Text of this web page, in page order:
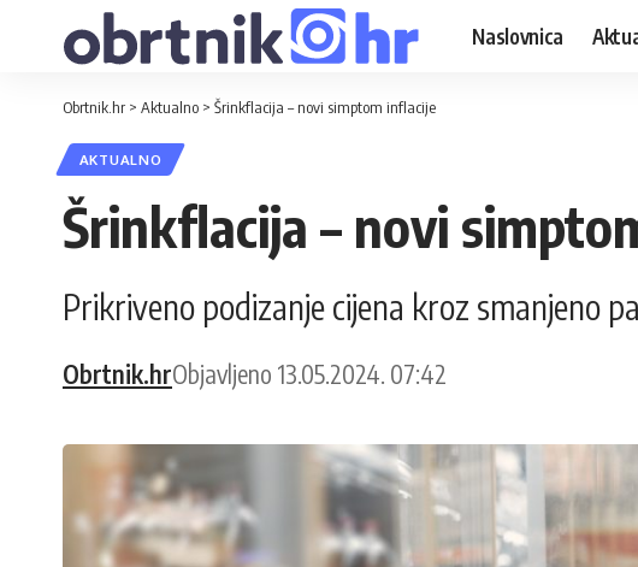
Naslovnica
Obrtnik.hr > Aktualno > Šrinkflacija – novi simptom inflacije
AKTUALNO
Šrinkflacija – novi
Prikriveno podizanje cijena kroz smanjeno
Obrtnik.hrObjavljeno 13.05.2024. 07:42